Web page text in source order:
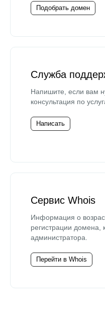
Подобрать домен
Служба
Напишите, если вам
консультация по
Написать
Сервис Whois
Информация о
регистрации домена,
администратора.
Перейти в Whois